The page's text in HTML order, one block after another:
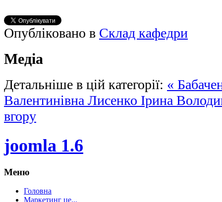
Опубліковано в Склад кафедри
Медіа
Детальніше в цій категорії: «
Валентинівна Лисенко Ірина
вгору
joomla 1.6
Меню
Головна
Маркетинг це...